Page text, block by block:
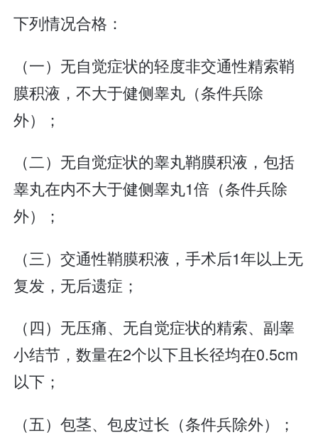
下列情况合格：
（一）无自觉症状的轻度非交通性精索鞘
膜积液，不大于健侧睾丸（条件兵除
外）；
（二）无自觉症状的睾丸鞘膜积液，包括
睾丸在内不大于健侧睾丸1倍（条件兵除
外）；
（三）交通性鞘膜积液，手术后1年以上无
复发，无后遗症；
（四）无压痛、无自觉症状的精索、副睾
小结节，数量在2个以下且长径均在0.5cm
以下；
（五）包茎、包皮过长（条件兵除外）；